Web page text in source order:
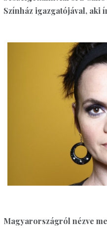
Színház igazgatójával, aki
Magyarországról nézve